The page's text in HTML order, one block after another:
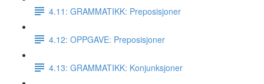
4.11: GRAMMATIKK: Preposisjoner
4.12: OPPGAVE: Preposisjoner
4.13: GRAMMATIKK: Konjunksjoner